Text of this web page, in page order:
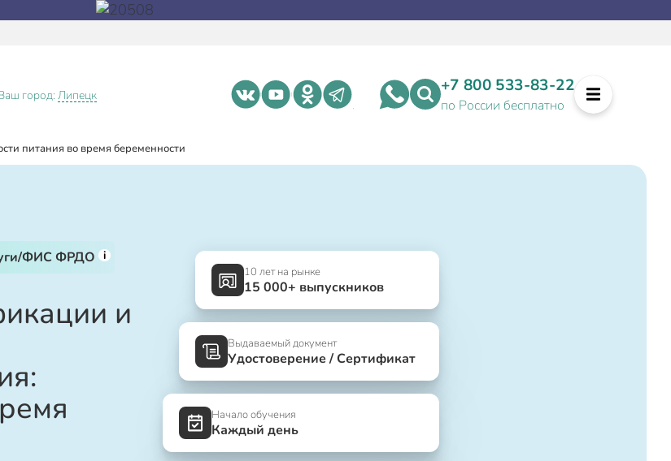
город:Липецк +7 800 533-83-22
по России бесплатно
питания во время беременности
ФИС ФРДО i
и
10 лет на рынке
15 000+ выпускников
Выдаваемый документ
Удостоверение / Сертификат
Начало обучения
Каждый день